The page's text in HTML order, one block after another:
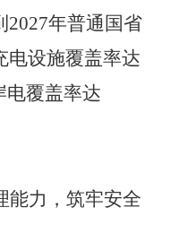
2027年普通国省
电设施覆盖率达
电覆盖率达
能力，筑牢安全